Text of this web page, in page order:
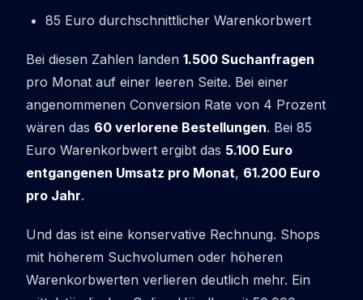
85 Euro durchschnittlicher Warenkorbwert
Bei diesen Zahlen landen 1.500 Suchanfragen
pro Monat auf einer leeren Seite. Bei einer
angenommenen Conversion Rate von 4 Prozent
wären das 60 verlorene Bestellungen. Bei 85
Euro Warenkorbwert ergibt das 5.100 Euro
entgangenen Umsatz pro Monat, 61.200 Euro
pro Jahr.
Und das ist eine konservative Rechnung. Shops
mit höherem Suchvolumen oder höheren
Warenkorbwerten verlieren deutlich mehr. Ein